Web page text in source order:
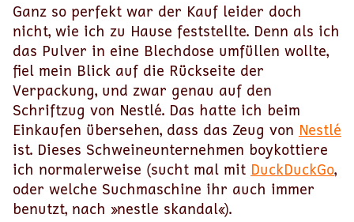
Ganz so perfekt war der Kauf leider doch
nicht, wie ich zu Hause feststellte. Denn als ich
das Pulver in eine Blechdose umfüllen wollte,
fiel mein Blick auf die Rückseite der
Verpackung, und zwar genau auf den
Schriftzug von Nestlé. Das hatte ich beim
Einkaufen übersehen, dass das Zeug von Nestlé
ist. Dieses Schweineunternehmen boykottiere
ich normalerweise (sucht mal mit DuckDuckGo,
oder welche Suchmaschine ihr auch immer
benutzt, nach »nestle skandal«).